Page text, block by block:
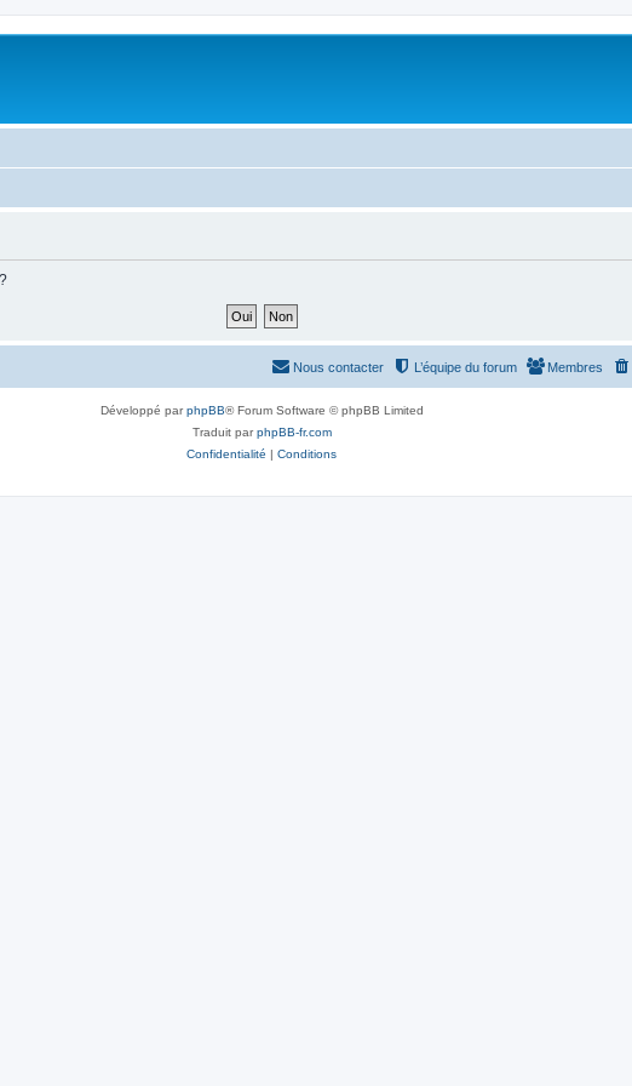
Membres
L’équipe du forum
Nous contacter
Développé parphpBB® Forum Software © phpBB Limited
Traduit parphpBB-fr.com
Confidentialité | Conditions